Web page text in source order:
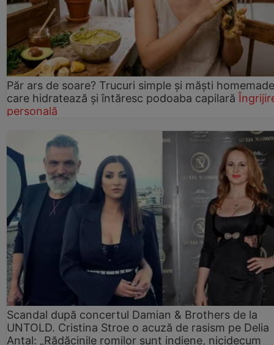
Păr ars de soare? Trucuri simple și măști homemade
care hidratează și întăresc podoaba capilară
personală
Scandal după concertul Damian & Brothers de la
UNTOLD. Cristina Stroe o acuză de rasism pe Delia
Antal: „Rădăcinile romilor sunt indiene, nicidecum